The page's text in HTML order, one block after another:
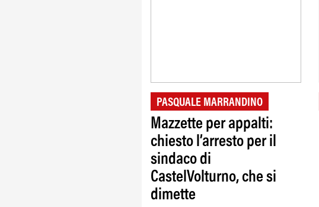
PASQUALE MARRANDINO
Mazzette per appalti:
chiesto l’arresto per il
sindaco di
CastelVolturno, che si
dimette